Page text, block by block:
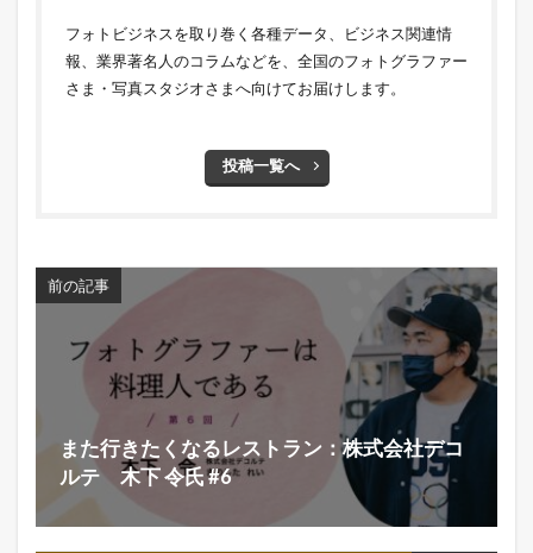
フォトビジネスを取り巻く各種データ、ビジネス関連情
報、業界著名人のコラムなどを、全国のフォトグラファー
さま・写真スタジオさまへ向けてお届けします。
投稿一覧へ
前の記事
また行きたくなるレストラン：株式会社デコ
ルテ 木下 令氏 #6